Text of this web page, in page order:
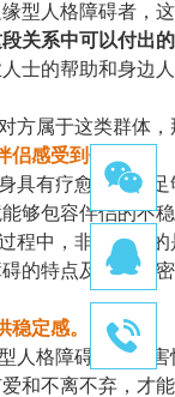
型人格障碍者，
关系中可以付出
士的帮助和身边
方属于这类群体
侣感受到你的爱。
具有疗愈功能。
够包容伴侣的不
程中， 非常重要的
的特点及其在亲
稳定感。
人格障碍者大多
和不离不弃，才